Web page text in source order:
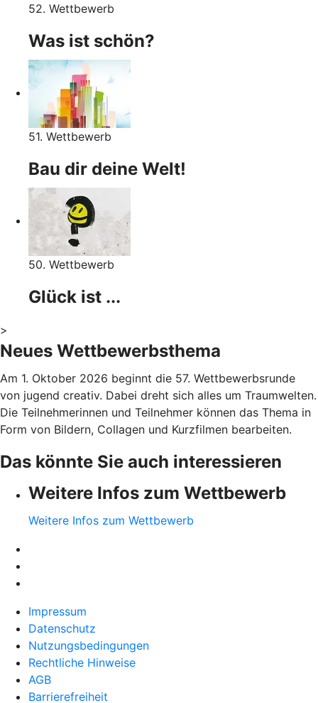
52. Wettbewerb
Was ist schön?
51. Wettbewerb
Bau dir deine Welt!
50. Wettbewerb
Glück ist ...
>
Neues Wettbewerbsthema
Am 1. Oktober 2026 beginnt die 57. Wettbewerbsrunde
von jugend creativ. Dabei dreht sich alles um Traumwelten.
Die Teilnehmerinnen und Teilnehmer können das Thema in
Form von Bildern, Collagen und Kurzfilmen bearbeiten.
Das könnte Sie auch interessieren
Weitere Infos zum Wettbewerb
Weitere Infos zum Wettbewerb
Impressum
Datenschutz
Nutzungsbedingungen
Rechtliche Hinweise
AGB
Barrierefreiheit